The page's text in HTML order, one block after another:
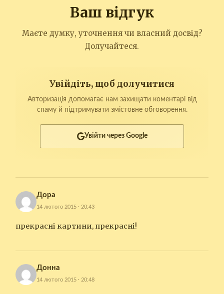
Ваш відгук
Маєте думку, уточнення чи власний досвід?
Долучайтеся.
Увійдіть, щоб долучитися
Авторизація допомагає нам захищати коментарі від
спаму й підтримувати змістовне обговорення.
Увійти через Google
Дора
14 лютого 2015 · 20:43
прекрасні картини, прекрасні!
Донна
14 лютого 2015 · 20:48